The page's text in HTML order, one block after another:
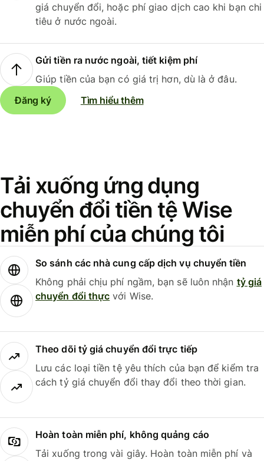
giá chuyển đổi, hoặc phí giao dịch cao khi bạn chi
tiêu ở nước ngoài.
Gửi tiền ra nước ngoài, tiết kiệm phí
Giúp tiền của bạn có giá trị hơn, dù là ở đâu.
Đăng ký
Tìm hiểu thêm
Tải xuống ứng dụng
chuyển đổi tiền tệ Wise
miễn phí của chúng tôi
So sánh các nhà cung cấp dịch vụ chuyển tiền
Không phải chịu phí ngầm, bạn sẽ luôn nhận tỷ giá
chuyển đổi thực với Wise.
Theo dõi tỷ giá chuyển đổi trực tiếp
Lưu các loại tiền tệ yêu thích của bạn để kiểm tra
cách tỷ giá chuyển đổi thay đổi theo thời gian.
Hoàn toàn miễn phí, không quảng cáo
Tải xuống trong vài giây. Hoàn toàn miễn phí và